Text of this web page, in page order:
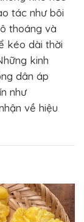
tác như bôi
thoáng và
kéo dài thời
kinh
dân áp
như
về hiệu